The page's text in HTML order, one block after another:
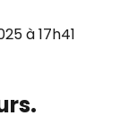
à 17h41